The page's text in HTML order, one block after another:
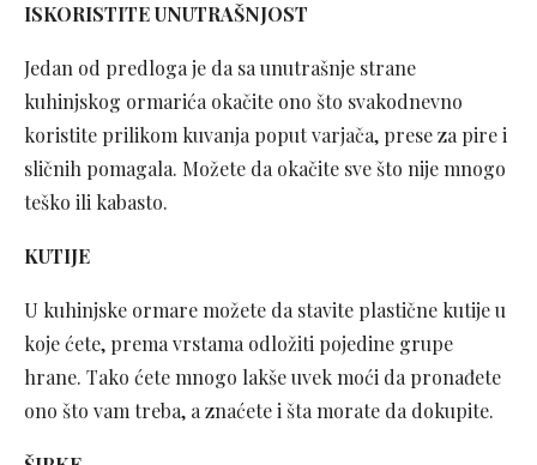
ISKORISTITE UNUTRAŠNJOST
Jedan od predloga je da sa unutrašnje strane
kuhinjskog ormarića okačite ono što svakodnevno
koristite prilikom kuvanja poput varjača, prese za pire i
sličnih pomagala. Možete da okačite sve što nije mnogo
teško ili kabasto.
KUTIJE
U kuhinjske ormare možete da stavite plastične kutije u
koje ćete, prema vrstama odložiti pojedine grupe
hrane. Tako ćete mnogo lakše uvek moći da pronađete
ono što vam treba, a znaćete i šta morate da dokupite.